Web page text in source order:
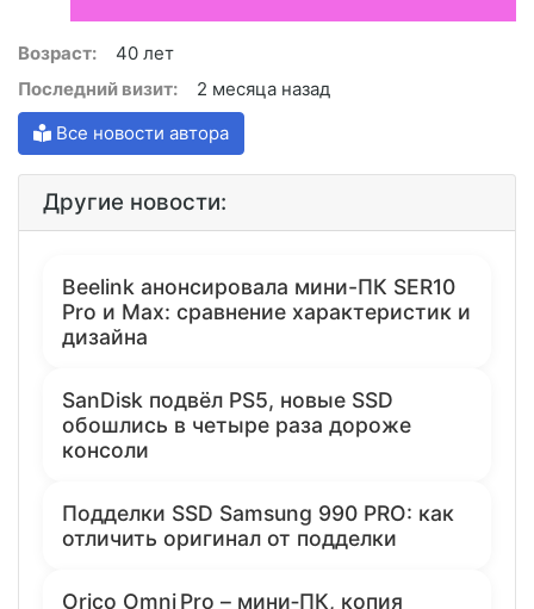
Возраст:
40 лет
Последний визит:
2 месяца назад
Все новости автора
Другие новости:
Beelink анонсировала мини-ПК SER10
Pro и Max: сравнение характеристик и
дизайна
SanDisk подвёл PS5, новые SSD
обошлись в четыре раза дороже
консоли
Подделки SSD Samsung 990 PRO: как
отличить оригинал от подделки
Orico Omni Pro – мини‑ПК, копия